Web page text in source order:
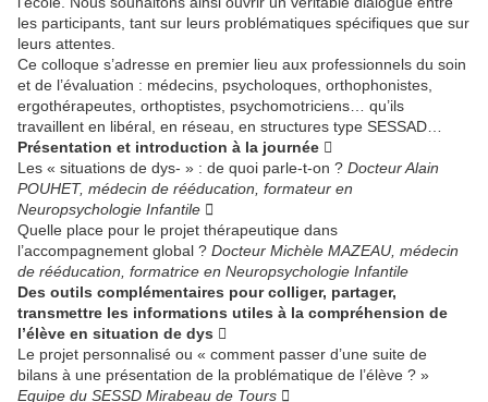
les participants, tant sur leurs problématiques spécifiques que sur
leurs attentes.
Ce colloque s’adresse en premier lieu aux professionnels du soin
et de l’évaluation : médecins, psycholoques, orthophonistes,
ergothérapeutes, orthoptistes, psychomotriciens… qu’ils
travaillent en libéral, en réseau, en structures type SESSAD…
Présentation et introduction à la journée 
Les « situations de dys- » : de quoi parle-t-on ? Docteur Alain
POUHET, médecin de rééducation, formateur en
Neuropsychologie Infantile 
Quelle place pour le projet thérapeutique dans
l’accompagnement global ? Docteur Michèle MAZEAU, médecin
de rééducation, formatrice en Neuropsychologie Infantile
Des outils complémentaires pour colliger, partager,
transmettre les informations utiles à la compréhension de
l’élève en situation de dys 
Le projet personnalisé ou « comment passer d’une suite de
bilans à une présentation de la problématique de l’élève ? »
Equipe du SESSD Mirabeau de Tours 